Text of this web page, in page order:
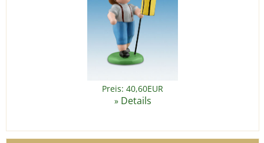
Preis: 40,60EUR
» Details